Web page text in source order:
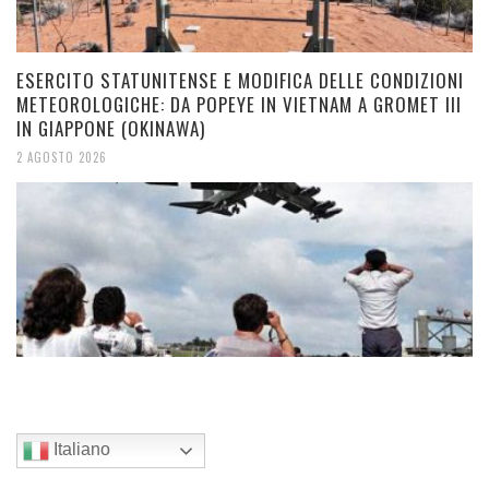
ESERCITO STATUNITENSE E MODIFICA DELLE CONDIZIONI
METEOROLOGICHE: DA POPEYE IN VIETNAM A GROMET III
IN GIAPPONE (OKINAWA)
2 AGOSTO 2026
Italiano